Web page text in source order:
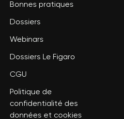
Bonnes pratiques
Dossiers
Webinars
Dossiers Le Figaro
CGU
Politique de
confidentialité des
données et cookies